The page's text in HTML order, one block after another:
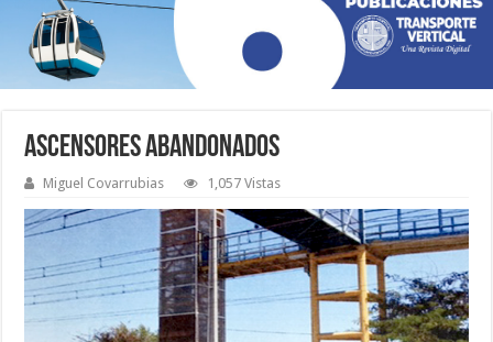
Ascensores Abandonados
Miguel Covarrubias 1,057 Vistas